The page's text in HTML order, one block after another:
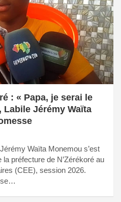
: « Papa, je serai le
Jérémy Waïta
Waïta Monemou s’est
préfecture de N’Zérékoré au
(CEE), session 2026.
se…